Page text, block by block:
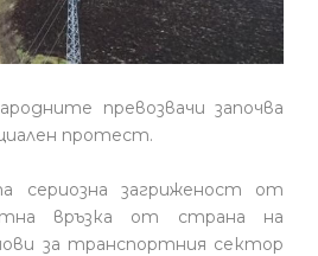
превозвачи започва
протест.
сериозна загриженост от
връзка от страна на
за транспортния сектор